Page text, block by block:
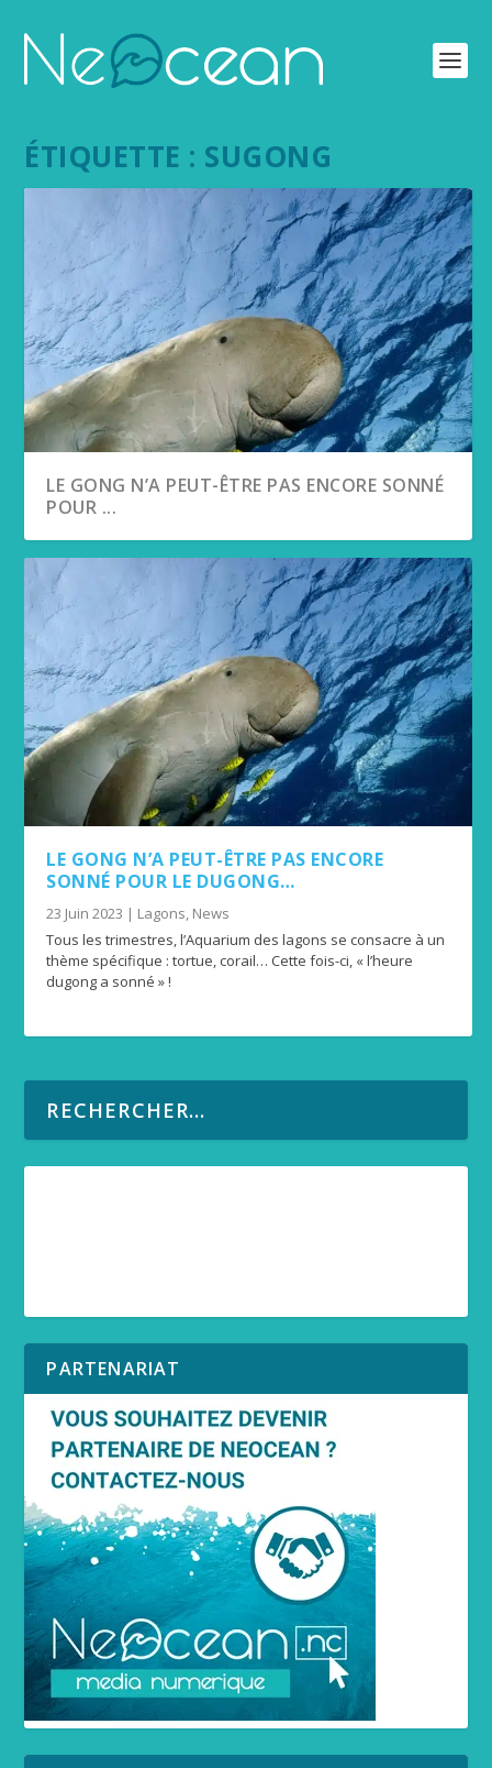
ÉTIQUETTE : SUGONG
LE GONG N’A PEUT-ÊTRE PAS ENCORE SONNÉ
POUR ...
LE GONG N’A PEUT-ÊTRE PAS ENCORE
SONNÉ POUR LE DUGONG…
23 Juin 2023 | Lagons, News
Tous les trimestres, l’Aquarium des lagons se consacre à un
thème spécifique : tortue, corail… Cette fois-ci, « l’heure
dugong a sonné » !
PARTENARIAT